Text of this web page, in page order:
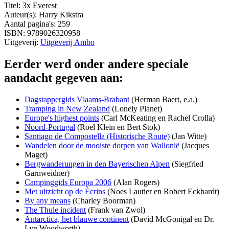
Titel: 3x Everest
Auteur(s): Harry Kikstra
Aantal pagina's: 259
ISBN: 9789026320958
Uitgeverij: Uitgeverij Ambo
Eerder werd onder andere speciale
aandacht gegeven aan:
Dagstappergids Vlaams-Brabant (Herman Baert, e.a.)
Tramping in New Zealand (Lonely Planet)
Europe's highest points (Carl McKeating en Rachel Crolla)
Noord-Portugal (Roel Klein en Bert Stok)
Santiago de Compostella (Historische Route) (Jan Witte)
Wandelen door de mooiste dorpen van Wallonië (Jacques
Maget)
Bergwanderungen in den Bayerischen Alpen (Siegfried
Garnweidner)
Campinggids Europa 2006 (Alan Rogers)
Met uitzicht op de Écrins (Noes Lautier en Robert Eckhardt)
By any means (Charley Boorman)
The Thule incident (Frank van Zwol)
Antarctica, het blauwe continent (David McGonigal en Dr.